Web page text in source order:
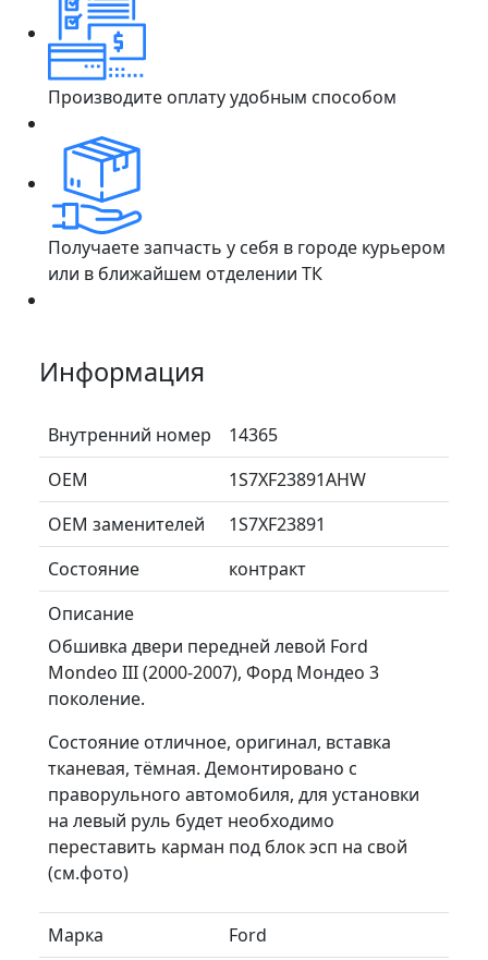
Производите оплату удобным способом
Получаете запчасть у себя в городе курьером
или в ближайшем отделении ТК
Информация
Внутренний номер
14365
ОЕМ
1S7XF23891AHW
ОЕМ заменителей
1S7XF23891
Состояние
контракт
Описание
Обшивка двери передней левой Ford
Mondeo III (2000-2007), Форд Мондео 3
поколение.
Состояние отличное, оригинал, вставка
тканевая, тёмная. Демонтировано с
праворульного автомобиля, для установки
на левый руль будет необходимо
переставить карман под блок эсп на свой
(см.фото)
Марка
Ford